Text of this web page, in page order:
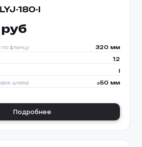
180-l
по фланцу 320 мм
12
шнека ⌀50 мм
Подробнее